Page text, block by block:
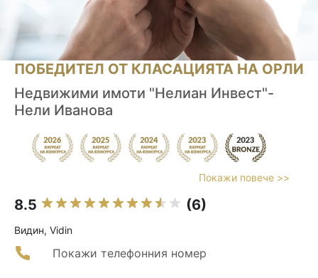
ПОБЕДИТЕЛ ОТ КЛАСАЦИЯТА НА ОРЛИ
Недвижими имоти "Нелиан Инвест"-
Нели Иванова
Покажи повече >>
8.5 (6)
Видин, Vidin
Покажи телефонния номер